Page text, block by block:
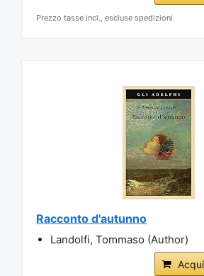
Prezzo tasse incl., escluse spedizioni
Racconto d'autunno
Landolfi, Tommaso (Author)